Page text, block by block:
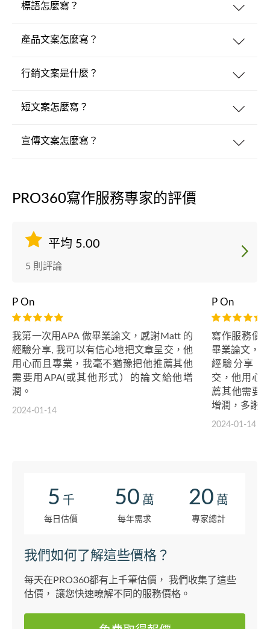
標語怎麼寫？
產品文案怎麼寫？
行銷文案是什麼？
短文案怎麼寫？
宣傳文案怎麼寫？
PRO360寫作服務專家的評價
平均 5.00
5 則評論
P On
我第一次用APA 做畢業論文，感謝Matt 的
經驗分享, 我可以有信心地把文章呈交，他
用心而且專業，我毫不猶豫把他推薦其他
需要用APA(或其他形式）的論文給他增
潤。
2024-01-14
P On
寫作服務價
畢業論文，
經驗分享，
交，他用心
薦其他需要
增潤，多謝。
2024-01-14
5 千
每日估價
50 萬
每年需求
20 萬
專家總計
我們如何了解這些價格？
每天在PRO360都有上千筆估價， 我們收集了這些
估價， 讓您快速暸解不同的服務價格。